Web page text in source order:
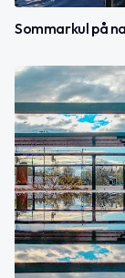
Sommarkul på